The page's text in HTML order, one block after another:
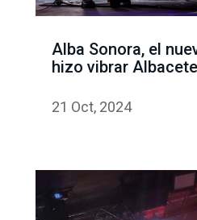
Alba Sonora, el
hizo vibrar Albacete
21 Oct, 2024